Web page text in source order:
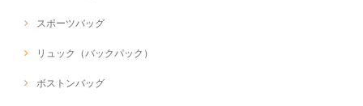
スポーツバッグ
リュック（バックパック）
ボストンバッグ